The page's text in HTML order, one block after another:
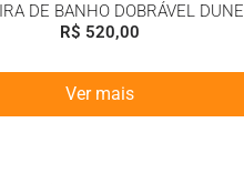
DE BANHO DOBRÁVEL DUNE
R$ 520,00
Ver mais